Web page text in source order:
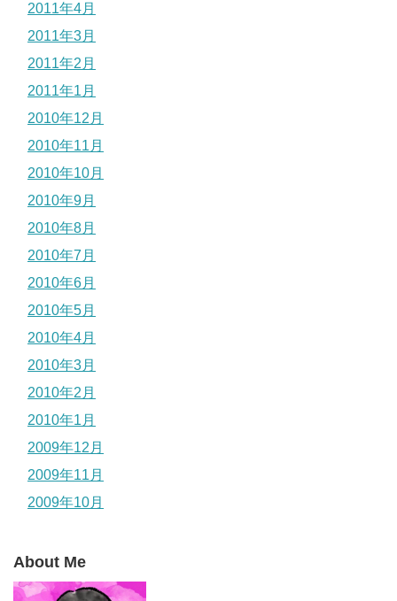
2011年4月
2011年3月
2011年2月
2011年1月
2010年12月
2010年11月
2010年10月
2010年9月
2010年8月
2010年7月
2010年6月
2010年5月
2010年4月
2010年3月
2010年2月
2010年1月
2009年12月
2009年11月
2009年10月
About Me